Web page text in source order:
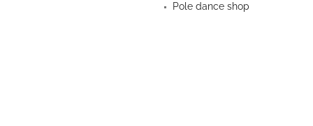
Pole dance shop